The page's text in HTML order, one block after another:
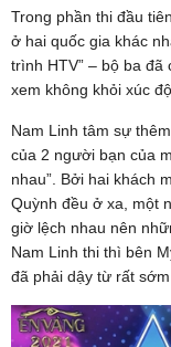
Trong phần thi đầu
ở hai quốc gia khác
trình HTV” – bộ ba
xem không khỏi xúc
Nam Linh tâm sự
của 2 người bạn của
nhau”. Bởi hai khách
Quỳnh đều ở xa, một
giờ lệch nhau nên
Nam Linh thi thì bên
đã phải dậy từ rất sớm